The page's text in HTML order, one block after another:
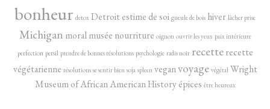
bonheur detox Detroitestime de soi gueule de bois hiver lâcher prise
Michigan moral musée nourriture oignon ouvrir les yeux paix intérieure
perfection persil prendre de bonnes résolutions psychologie radis noir recette recette
végétarienne résolutions se sentir bien soja spleen veganvoyage végétal Wright
Museum of African American History épices être heureux